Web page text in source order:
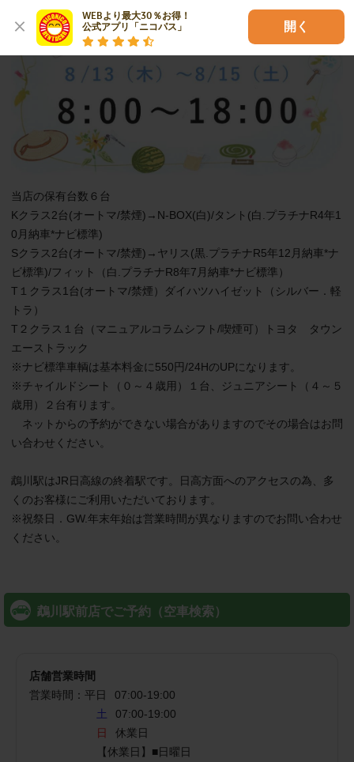
WEBより最大30％お得！
公式アプリ「ニコパス」
開く
当店の保有台数６台
Kクラス2台(オートマ/禁煙)→N-BOX(白)/タント(白.プラチナR4年1
0月納車*ナビ標準)
Sクラス2台(オートマ/禁煙)→ヤリス(黒.プラチナR5年12月納車*ナ
ビ標準)/フィット（白.プラチナR8年7月納車*ナビ標準）
T１クラス1台(オートマ/禁煙）ダイハツハイゼット（シルバー．軽
トラ）
T２クラス１台（マニュアルコラムシフト/喫煙可）トヨタ　タウン
エーストラック
※ナビ標準車輌は基本料金に550円/24HのUPになります。
※チャイルドシート（０～４歳用）１台、ジュニアシート（４～５
歳用）２台有ります。
ネットからの予約ができない場合がありますのでその場合はお問
い合わせください。
鵡川駅はJR日高線の終着駅です。日高方面へのアクセスの為、多
くのお客様にご利用いただいております。
※祝祭日．GW.年末年始は営業時間が異なりますのでお問い合わせ
ください。
鵡川駅前店でご予約（空車検索）
店舗営業時間
営業時間： 平日 07:00-19:00
土
07:00-19:00
日
休業日
【休業日】■日曜日